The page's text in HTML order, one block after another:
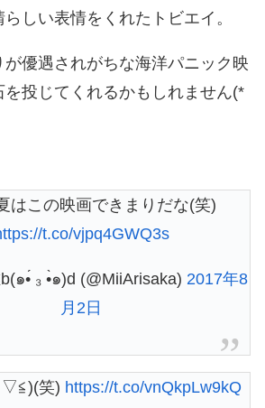
しい表情をくれたトビエイ。
優遇されがちな海洋パニック映
を投じてくれるかもしれません(*
はこの映画できまりだな(笑)
t.co/vjpq4GWQ3s
๑•́ ₃ •̀๑)d (@MiiArisaka) 2017年8
月2日
笑) https://t.co/vnQkpLw9kQ